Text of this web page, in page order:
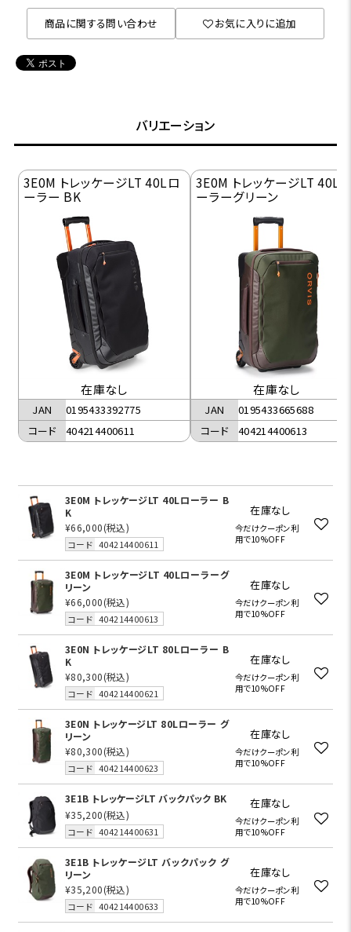
商品に関する問い合わせ お気に入りに追加
バリエーション
3E0M トレッケージLT 40Lロ
ーラー BK
在庫なし
JAN
0195433392775
コード
404214400611
3E0M トレッケージLT 40L
ーラーグリーン
在庫なし
JAN
0195433665688
コード
404214400613
3E0M トレッケージLT 40Lローラー B
K
¥66,000(税込)
コード 404214400611
在庫なし
今だけクーポン利
用で10%OFF
3E0M トレッケージLT 40Lローラーグ
リーン
¥66,000(税込)
コード 404214400613
在庫なし
今だけクーポン利
用で10%OFF
3E0N トレッケージLT 80Lローラー B
K
¥80,300(税込)
コード 404214400621
在庫なし
今だけクーポン利
用で10%OFF
3E0N トレッケージLT 80Lローラー グ
リーン
¥80,300(税込)
コード 404214400623
在庫なし
今だけクーポン利
用で10%OFF
3E1B トレッケージLT バックパック BK
¥35,200(税込)
コード 404214400631
在庫なし
今だけクーポン利
用で10%OFF
3E1B トレッケージLT バックパック グ
リーン
¥35,200(税込)
コード 404214400633
在庫なし
今だけクーポン利
用で10%OFF